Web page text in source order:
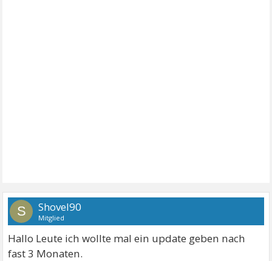
S Shovel90
Mitglied
Hallo Leute ich wollte mal ein update geben nach
fast 3 Monaten.